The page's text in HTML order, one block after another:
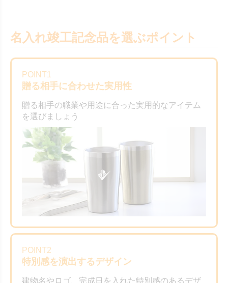
名入れ竣工記念品を選ぶポイント
POINT1
贈る相手に合わせた実用性
贈る相手の職業や用途に合った実用的なアイテム
を選びましょう
POINT2
特別感を演出するデザイン
建物名やロゴ、完成日を入れた特別感のあるデザ